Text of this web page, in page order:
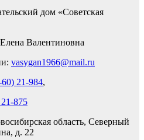
дом «Советская
Валентиновна
vasygan1966@mail.ru
21-984,
875
область, Северный
д. 22